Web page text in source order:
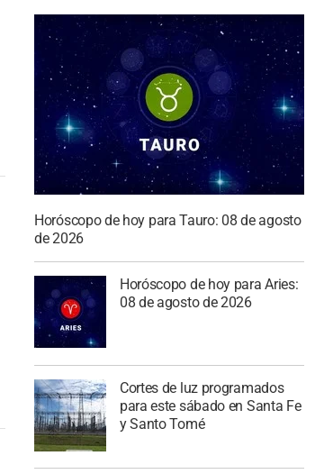
Horóscopo de hoy para Tauro: 08 de agosto
de 2026
Horóscopo de hoy para Aries:
08 de agosto de 2026
Cortes de luz programados
para este sábado en Santa Fe
y Santo Tomé